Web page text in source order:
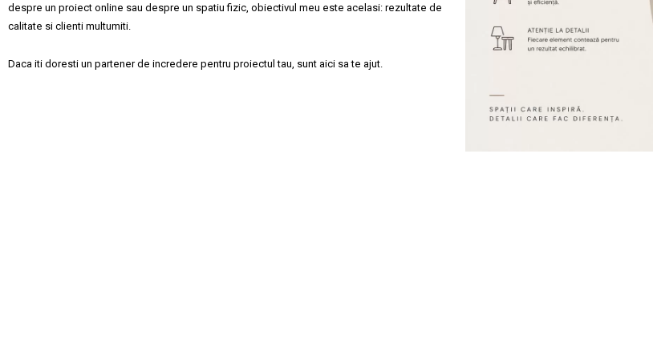
despre un proiect online sau despre un spatiu fizic, obiectivul meu este acelasi: rezultate de
calitate si clienti multumiti.
Daca iti doresti un partener de incredere pentru proiectul tau, sunt aici sa te ajut.